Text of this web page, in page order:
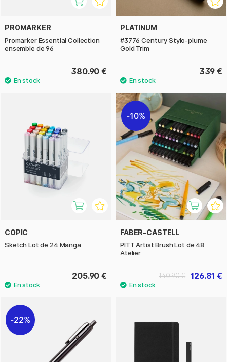
PROMARKER
Promarker Essential Collection
ensemble de 96
380.90 €
PLATINUM
#3776 Century Stylo-plume
Gold Trim
339 €
COPIC
Sketch Lot de 24 Manga
205.90 €
10%
FABER-CASTELL
PITT Artist Brush Lot de 48
Atelier
126.81 €
140.90 €
22%